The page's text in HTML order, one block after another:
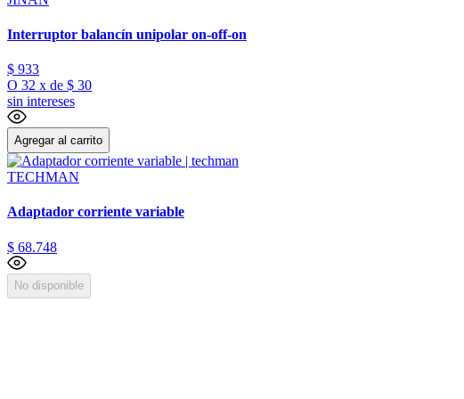
Interruptor balancín unipolar on-off-on
$ 933
O 32 x de $ 30
sin intereses
Agregar al carrito
TECHMAN
Adaptador corriente variable
$ 68.748
No disponible